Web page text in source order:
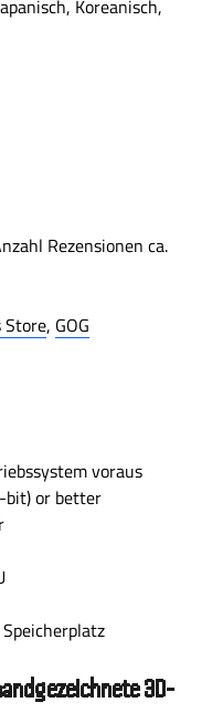
Koreanisch,
Rezensionen ca.
Store, GOG
voraus
bit) or better
3D-